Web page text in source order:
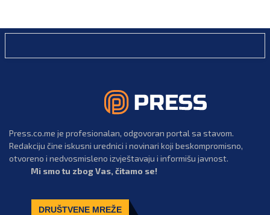
Press.co.me je profesionalan, odgovoran portal sa stavom.
Redakciju čine iskusni urednici i novinari koji beskompromisno,
otvoreno i nedvosmisleno izvještavaju i informišu javnost.
Mi smo tu zbog Vas, čitamo se!
DRUŠTVENE MREŽE